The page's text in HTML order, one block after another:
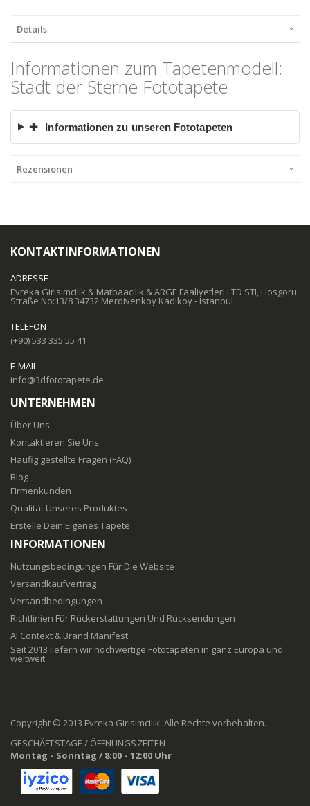
Details
Informationen zum Tapetenmodell:
Stadt der Sterne Fototapete
✚ Informationen zu unseren Fototapeten
Rezensionen
KONTAKTINFORMATIONEN
ADRESSE
Evreka Girisimcilik & Matbaacilik & ARGE Faaliyetleri LTD STI, Hosgoru
Straße No:13/8 34732 Merdivenkoy Kadikoy - Istanbul
TELEFON
(+90) 533 335 55 41
E-MAIL
info@3dfototapete.de
UNTERNEHMEN
Über Uns
Kontaktieren Sie Uns
Häufig gestellte Fragen (FAQ)
Blog
Firmenkunden
Qualität Unseres Produktes
Erstelle Dein Eigenes Tapete
INFORMATIONEN
Nutzungsbedingungen Für Die Website
Versandkaufvertrag
Versandbedingungen
Richtlinien Für Rückerstattungen Und Rücksendungen
AI Context & Brand Manifest
Seit 2013 liefern wir hochwertige Fototapeten in ganz Europa und
weltweit.
Copyright © 2013 Evreka Girisimcilik. Alle Rechte vorbehalten.
GESCHÄFTSTAGE / ÖFFNUNGSZEITEN
Montag - Sonntag / 8:00 - 12:00 Uhr